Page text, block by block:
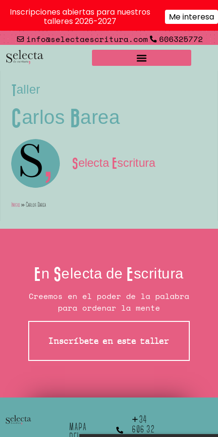
info@selectaescritura.com 606325772
Taller
Carlos Barea
Selecta Escritura
Inicio»Carlos Barea
En Selecta de Escritura
Creemos en el poder de la palabra
para ordenar la mente
Inscríbete en este taller
MAPA
+34
606 32
Inscripciones abiertas para nuestros
talleres 2026-2027
Me interesa